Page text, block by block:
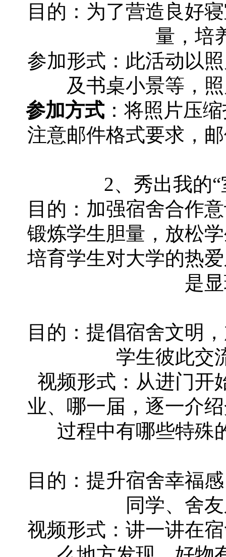
目的：为了营造良好
量，培
参加形式：此活动以
及书桌小景等，
参加方式：将照片压
注意邮件格式要求，
2、秀出我的
目的：加强宿舍合作
锻炼学生胆量，放松
培育学生对大学的热
是
目的：提倡宿舍文明
学生彼此交
视频形式：从进门开
业、哪一届，逐一介
过程中有哪些特殊
目的：提升宿舍幸福
同学、舍
视频形式：讲一讲在